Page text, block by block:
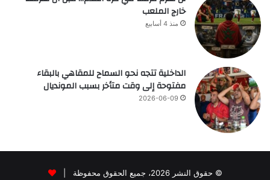
خارج الملعب
منذ 4 أسابيع
الداخلية تتجه نحو السماح للمقاهي بالبقاء
مفتوحة إلى وقت متأخر بسبب المونديال
2026-06-09
© حقوق النشر 2026، جميع الحقوق محفوظة |